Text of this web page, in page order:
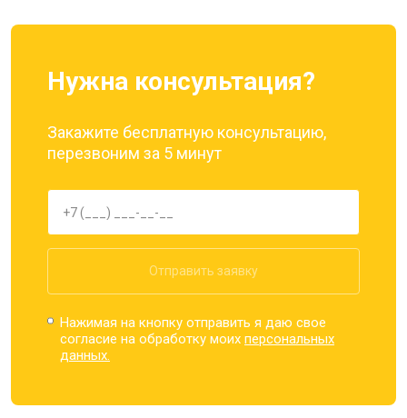
Нужна консультация?
Закажите бесплатную консультацию,
перезвоним за 5 минут
Отправить заявку
Нажимая на кнопку отправить я даю свое
согласие на обработку моихперсональных
данных.